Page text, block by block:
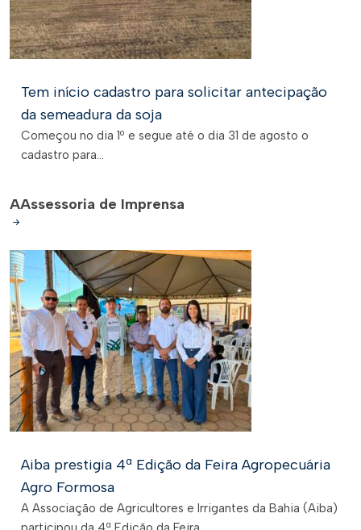
Tem início cadastro para solicitar antecipação
da semeadura da soja
Começou no dia 1º e segue até o dia 31 de agosto o
cadastro para...
AAssessoria de Imprensa
Aiba prestigia 4ª Edição da Feira Agropecuária
Agro Formosa
A Associação de Agricultores e Irrigantes da Bahia (Aiba)